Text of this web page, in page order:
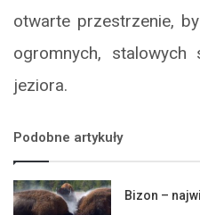
otwarte przestrzenie,
ogromnych,
jeziora.
Podobne artykuły
Bizon –